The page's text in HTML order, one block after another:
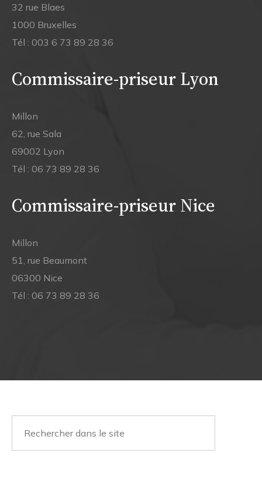
32 rue Blaes
1000 Bruxelles
Tél : 003 6 73 89 28 36
Commissaire-priseur Lyon
Millon
62, rue Sala
69002 Lyon
Tél : 06 73 89 28 36
Commissaire-priseur Nice
Millon
51, rue Beaumont
06300 Nice
Tél : 06 73 89 28 36